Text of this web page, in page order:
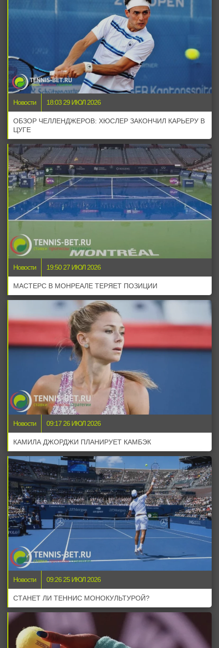
Новости 18:03 29 ИЮЛ 2026
ОБЗОР ЧЕЛЛЕНДЖЕРОВ: ХЮСЛЕР ЗАКОНЧИЛ КАРЬЕРУ В
ЦУГЕ
Новости 19:50 27 ИЮЛ 2026
МАСТЕРС В МОНРЕАЛЕ ТЕРЯЕТ ПОЗИЦИИ
Новости 09:17 26 ИЮЛ 2026
КАМИЛА ДЖОРДЖИ ПЛАНИРУЕТ КАМБЭК
Новости 09:26 25 ИЮЛ 2026
СТАНЕТ ЛИ ТЕННИС МОНОКУЛЬТУРОЙ?